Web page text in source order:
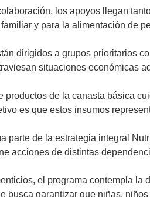
los apoyos llegan
y para la alimentación de
dirigidos a grupos prioritarios
situaciones económicas
productos de la canasta básica
es que estos insumos
parte de la estrategia integral
acciones de distintas
el programa contempla
busca garantizar que niñas,